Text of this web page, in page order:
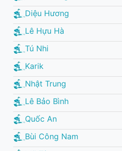
Diệu Hương
Lê Hựu Hà
Tú Nhi
Karik
Nhật Trung
Lê Bảo Bình
Quốc An
Bùi Công Nam